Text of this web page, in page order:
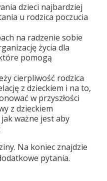
dzieci najbardziej
u rodzica poczucia
na radzenie sobie
życia dla
pomogą
cierpliwość rodzica
z dzieckiem i na to,
w przyszłości
z dzieckiem
ważne jest aby
Na koniec znajdzie
pytania.